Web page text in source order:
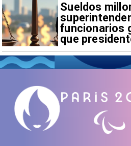
Sueldos
funcionarios
que